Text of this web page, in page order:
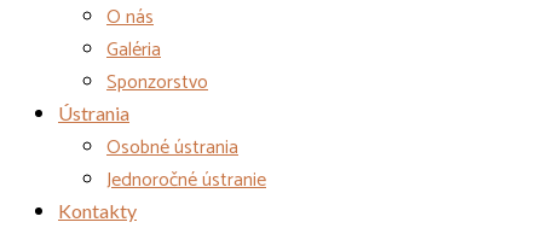
O nás
Galéria
Sponzorstvo
Ústrania
Osobné ústrania
Jednoročné ústranie
Kontakty